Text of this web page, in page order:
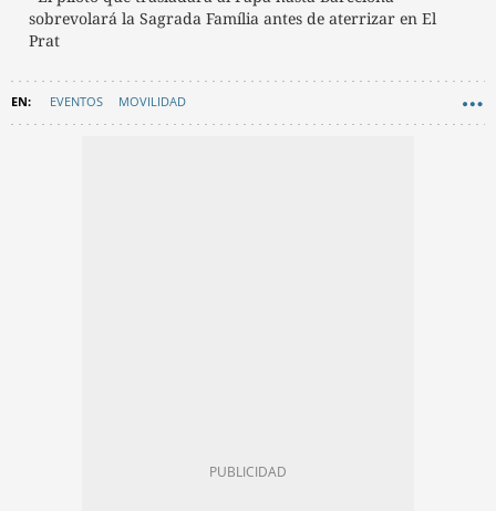
sobrevolará la Sagrada Família antes de aterrizar en El
Prat
EVENTOS MOVILIDAD